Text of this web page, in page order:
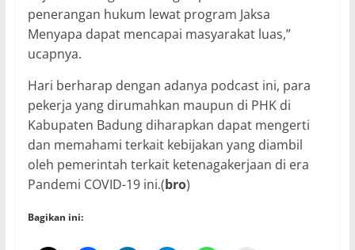
penerangan hukum lewat program Jaksa
Menyapa dapat mencapai masyarakat luas,”
ucapnya.
Hari berharap dengan adanya podcast ini, para
pekerja yang dirumahkan maupun di PHK di
Kabupaten Badung diharapkan dapat mengerti
dan memahami terkait kebijakan yang diambil
oleh pemerintah terkait ketenagakerjaan di era
Pandemi COVID-19 ini.(bro)
Bagikan ini: